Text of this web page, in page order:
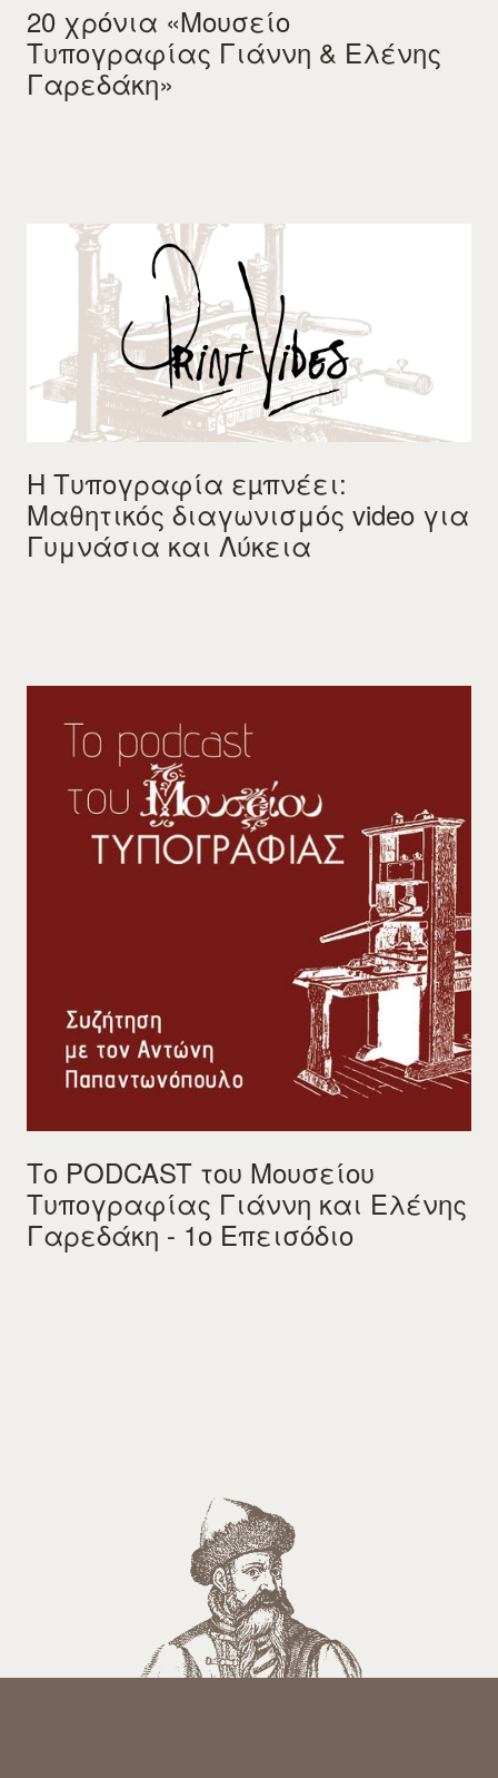
20 χρόνια «Μουσείο
Τυπογραφίας Γιάννη & Ελένης
Γαρεδάκη»
Η Τυπογραφία εµπνέει:
Μαθητικός διαγωνισμός video για
Γυμνάσια και Λύκεια
Το PODCAST του Μουσείου
Τυπογραφίας Γιάννη και Ελένης
Γαρεδάκη - 1ο Επεισόδιο